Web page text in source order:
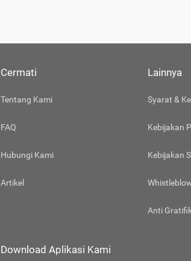
Cermati
Tentang Kami
FAQ
Hubungi Kami
Artikel
Lainnya
Syarat &
Kebijakan
Kebijakan
Anti
Download Aplikasi Kami